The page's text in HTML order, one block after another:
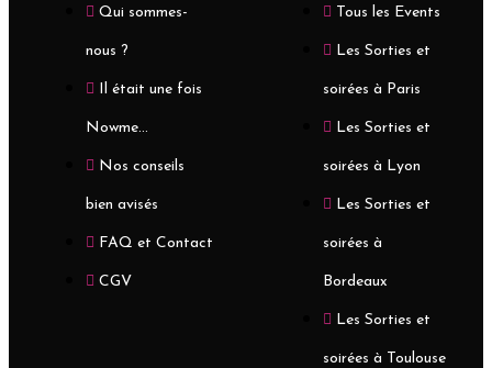
Qui sommes-
nous ?
Il était une fois
Nowme...
Nos conseils
bien avisés
FAQ et Contact
CGV
Tous les Events
Les Sorties et
soirées à Paris
Les Sorties et
soirées à Lyon
Les Sorties et
soirées à
Bordeaux
Les Sorties et
soirées à Toulouse